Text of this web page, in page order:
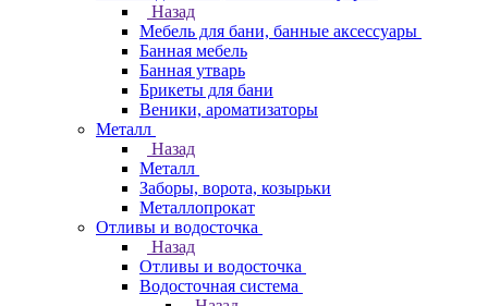
Назад
Мебель для бани, банные аксессуары
Банная мебель
Банная утварь
Брикеты для бани
Веники, ароматизаторы
Металл
Назад
Металл
Заборы, ворота, козырьки
Металлопрокат
Отливы и водосточка
Назад
Отливы и водосточка
Водосточная система